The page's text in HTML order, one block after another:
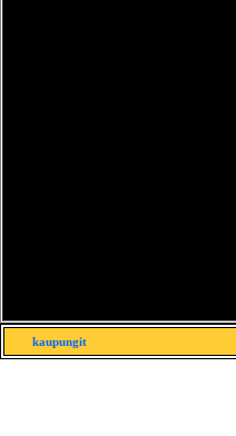
kaupungit